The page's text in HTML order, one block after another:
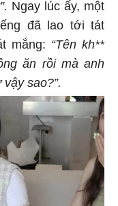
Ngay lúc ấy, một
đã lao tới tát
mắng: “Tên kh**
ăn rồi mà anh
sao?”.